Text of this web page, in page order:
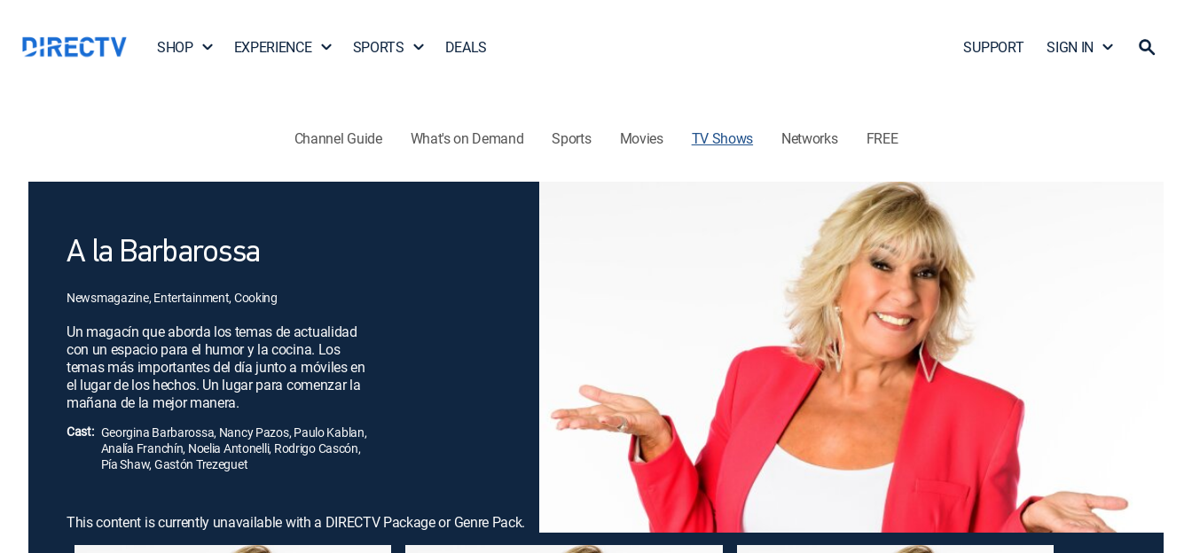
SHOP EXPERIENCE SPORTS DEALS SUPPORT SIGN IN
Channel Guide What's on Demand Sports Movies TV Shows Networks FREE
A la Barbarossa
Newsmagazine, Entertainment, Cooking
Un magacín que aborda los temas de actualidad
con un espacio para el humor y la cocina. Los
temas más importantes del día junto a móviles en
el lugar de los hechos. Un lugar para comenzar la
mañana de la mejor manera.
Cast: Georgina Barbarossa, Nancy Pazos, Paulo Kablan,
Analía Franchín, Noelia Antonelli, Rodrigo Cascón,
Pía Shaw, Gastón Trezeguet
This content is currently unavailable with a DIRECTV Package or Genre Pack.